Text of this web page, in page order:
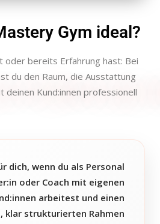
Gym ideal?
oder bereits Erfahrung hast: Bei
du den Raum, die Ausstattung
deinen Kund:innen professionell
dich, wenn du als Personal
oder Coach mit eigenen
arbeitest und einen
klar strukturierten Rahmen